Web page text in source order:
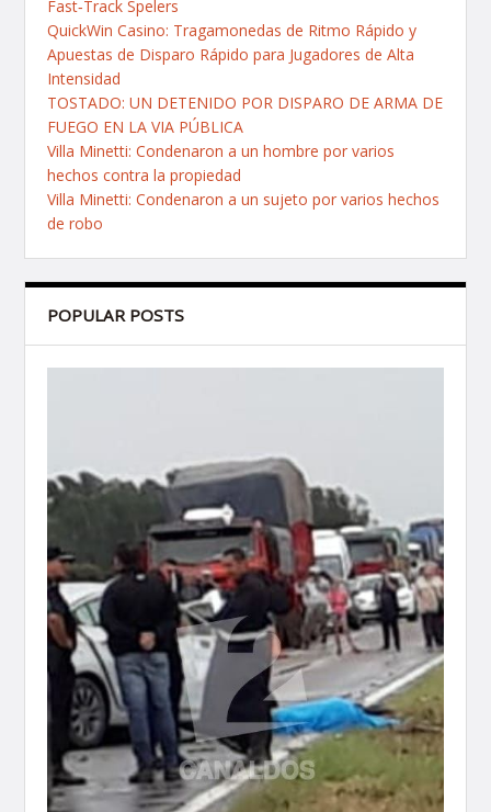
Fast‑Track Spelers
QuickWin Casino: Tragamonedas de Ritmo Rápido y
Apuestas de Disparo Rápido para Jugadores de Alta
Intensidad
TOSTADO: UN DETENIDO POR DISPARO DE ARMA DE
FUEGO EN LA VIA PÚBLICA
Villa Minetti: Condenaron a un hombre por varios
hechos contra la propiedad
Villa Minetti: Condenaron a un sujeto por varios hechos
de robo
POPULAR POSTS